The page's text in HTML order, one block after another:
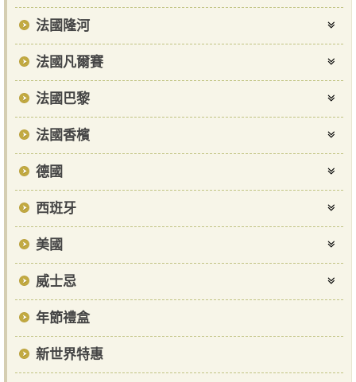
法國隆河
法國凡爾賽
法國巴黎
法國香檳
德國
西班牙
美國
威士忌
年節禮盒
新世界特惠